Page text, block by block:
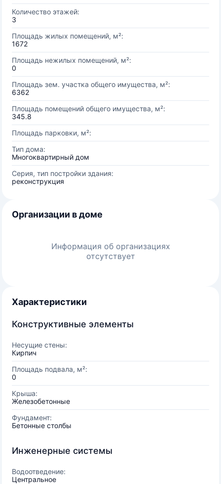
Количество этажей:
3
Площадь жилых помещений, м²:
1672
Площадь нежилых помещений, м²:
0
Площадь зем. участка общего имущества, м²:
6362
Площадь помещений общего имущества, м²:
345.8
Площадь парковки, м²:
Тип дома:
Многоквартирный дом
Серия, тип постройки здания:
реконструкция
Организации в доме
Информация об организациях
отсутствует
Характеристики
Конструктивные элементы
Несущие стены:
Кирпич
Площадь подвала, м²:
0
Крыша:
Железобетонные
Фундамент:
Бетонные столбы
Инженерные системы
Водоотведение:
Центральное